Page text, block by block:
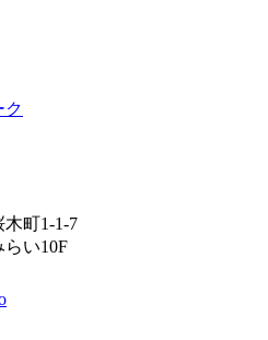
ク
町1-1-7
らい10F